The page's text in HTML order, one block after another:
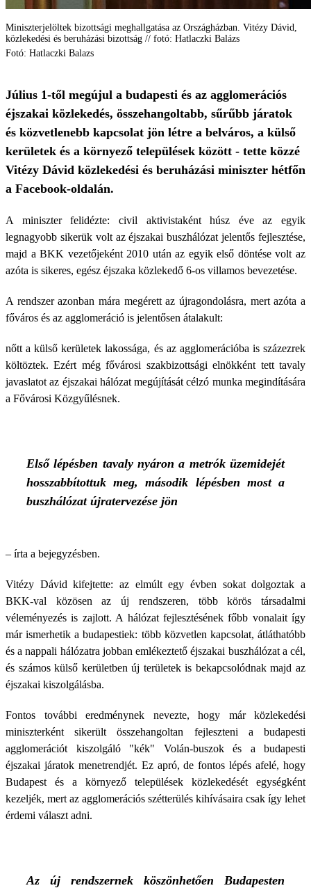
Miniszterjelöltek bizottsági meghallgatása az Országházban. Vitézy Dávid,
közlekedési és beruházási bizottság // fotó: Hatlaczki Balázs
Fotó: Hatlaczki Balazs
Július 1-től megújul a budapesti és az agglomerációs
éjszakai közlekedés, összehangoltabb, sűrűbb járatok
és közvetlenebb kapcsolat jön létre a belváros, a külső
kerületek és a környező települések között - tette közzé
Vitézy Dávid közlekedési és beruházási miniszter hétfőn
a Facebook-oldalán.
A miniszter felidézte: civil aktivistaként húsz éve az egyik
legnagyobb sikerük volt az éjszakai buszhálózat jelentős fejlesztése,
majd a BKK vezetőjeként 2010 után az egyik első döntése volt az
azóta is sikeres, egész éjszaka közlekedő 6-os villamos bevezetése.
A rendszer azonban mára megérett az újragondolásra, mert azóta a
főváros és az agglomeráció is jelentősen átalakult:
nőtt a külső kerületek lakossága, és az agglomerációba is százezrek
költöztek. Ezért még fővárosi szakbizottsági elnökként tett tavaly
javaslatot az éjszakai hálózat megújítását célzó munka megindítására
a Fővárosi Közgyűlésnek.
Első lépésben tavaly nyáron a metrók üzemidejét
hosszabbítottuk meg, második lépésben most a
buszhálózat újratervezése jön
– írta a bejegyzésben.
Vitézy Dávid kifejtette: az elmúlt egy évben sokat dolgoztak a
BKK-val közösen az új rendszeren, több körös társadalmi
véleményezés is zajlott. A hálózat fejlesztésének főbb vonalait így
már ismerhetik a budapestiek: több közvetlen kapcsolat, átláthatóbb
és a nappali hálózatra jobban emlékeztető éjszakai buszhálózat a cél,
és számos külső kerületben új területek is bekapcsolódnak majd az
éjszakai kiszolgálásba.
Fontos további eredménynek nevezte, hogy már közlekedési
miniszterként sikerült összehangoltan fejleszteni a budapesti
agglomerációt kiszolgáló "kék" Volán-buszok és a budapesti
éjszakai járatok menetrendjét. Ez apró, de fontos lépés afelé, hogy
Budapest és a környező települések közlekedését egységként
kezeljék, mert az agglomerációs szétterülés kihívásaira csak így lehet
érdemi választ adni.
Az új rendszernek köszönhetően Budapesten